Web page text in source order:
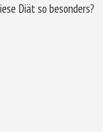
Diät so besonders?